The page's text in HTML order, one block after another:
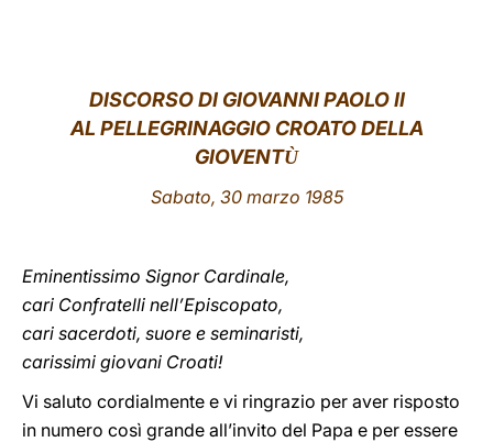
DISCORSO DI GIOVANNI PAOLO II
AL PELLEGRINAGGIO CROATO DELLA
GIOVENTÙ
Sabato, 30 marzo 1985
Eminentissimo Signor Cardinale,
cari Confratelli nell’Episcopato,
cari sacerdoti, suore e seminaristi,
carissimi giovani Croati!
Vi saluto cordialmente e vi ringrazio per aver risposto
in numero così grande all’invito del Papa e per essere